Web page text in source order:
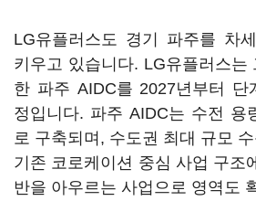
LG유플러스도 경기 파주를 차
키우고 있습니다. LG유플러스는
한 파주 AIDC를 2027년부터 단
정입니다. 파주 AIDC는 수전 용
로 구축되며, 수도권 최대 규모
기존 코로케이션 중심 사업 구조
반을 아우르는 사업으로 영역도